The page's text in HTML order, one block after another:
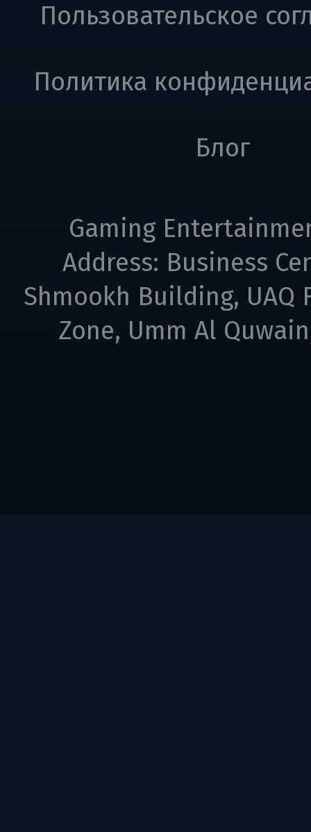
Пользовательское
Политика
Блог
Gaming
Address: Business
Shmookh Building, UAQ
Zone, Umm Al